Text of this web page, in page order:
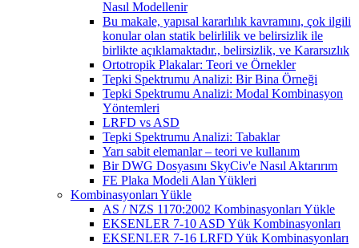
Nasıl Modellenir
Bu makale, yapısal kararlılık kavramını, çok ilgili
konular olan statik belirlilik ve belirsizlik ile
birlikte açıklamaktadır., belirsizlik, ve Kararsızlık
Ortotropik Plakalar: Teori ve Örnekler
Tepki Spektrumu Analizi: Bir Bina Örneği
Tepki Spektrumu Analizi: Modal Kombinasyon
Yöntemleri
LRFD vs ASD
Tepki Spektrumu Analizi: Tabaklar
Yarı sabit elemanlar – teori ve kullanım
Bir DWG Dosyasını SkyCiv'e Nasıl Aktarırım
FE Plaka Modeli Alan Yükleri
Kombinasyonları Yükle
AS / NZS 1170:2002 Kombinasyonları Yükle
EKSENLER 7-10 ASD Yük Kombinasyonları
EKSENLER 7-16 LRFD Yük Kombinasyonları